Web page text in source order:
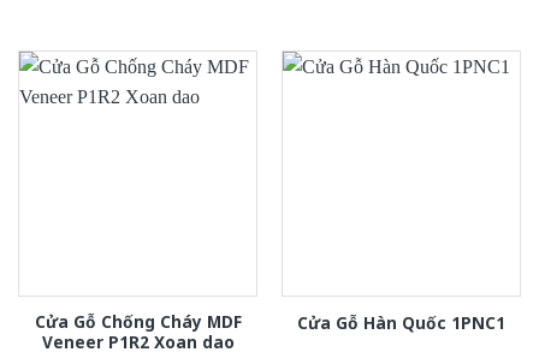
Cửa Gỗ Chống Cháy MDF
Veneer P1R2 Xoan dao
Cửa Gỗ Hàn Quốc 1PNC1